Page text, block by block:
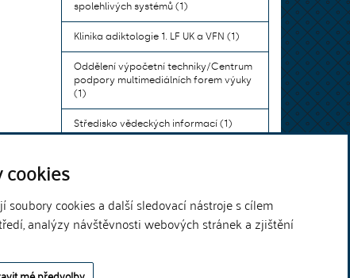
cookies
cookies a další sledovací nástroje s cílem
analýzy návštěvnosti webových stránek a zjištění
spolehlivých systémů (1)
Klinika adiktologie 1. LF UK a VFN (1)
Oddělení výpočetní techniky/Centrum
podpory multimediálních forem výuky
(1)
Středisko vědeckých informací (1)